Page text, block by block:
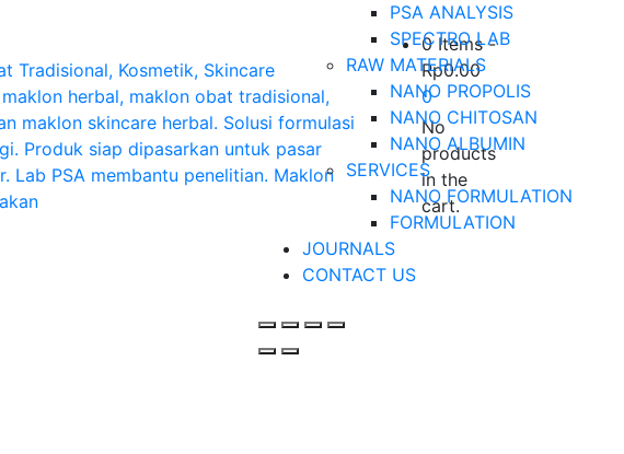
0 Items-
Rp0.00
0
No
products
in the
cart.
PSA ANALYSIS
SPECTRO LAB
RAW MATERIALS
NANO PROPOLIS
NANO CHITOSAN
NANO ALBUMIN
SERVICES
NANO FORMULATION
FORMULATION
JOURNALS
CONTACT US